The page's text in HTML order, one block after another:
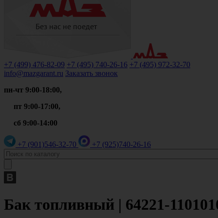
+7 (499) 476-82-09 +7 (495) 740-26-16 +7 (495) 972-32-70
info@mazgarant.ru Заказать звонок
пн-чт 9:00-18:00,
пт 9:00-17:00,
сб 9:00-14:00
+7 (901)546-32-70 +7 (925)740-26-16
Бак топливный | 64221-